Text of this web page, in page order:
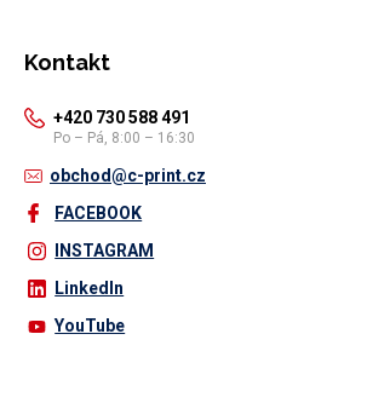
Kontakt
+420 730 588 491
Po – Pá, 8:00 – 16:30
obchod@c-print.cz
FACEBOOK
INSTAGRAM
LinkedIn
YouTube